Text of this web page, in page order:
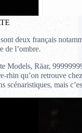
deux français
de l’ombre.
Models, Räar,
rhin qu’on retrouve
scénaristiques, mais